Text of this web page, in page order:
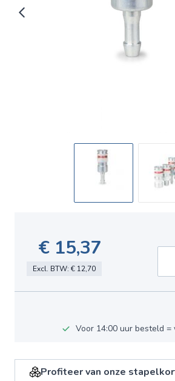
€ 15,37
Excl. BTW: € 12,70
Voor 14:00 uur besteld =
Profiteer van onze